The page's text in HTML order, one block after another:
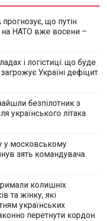
що путін
НАТО вже восени –
і логістиці: що буде
Україні дефіцит
безпілотник з
українського літака
у московському
зять командувача
колишніх
та жінку, які
українських
перетнути кордон